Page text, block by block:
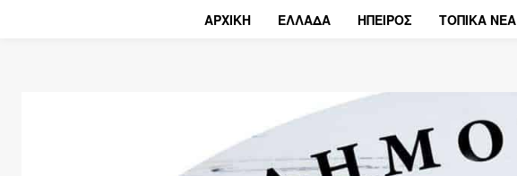
ΑΡΧΙΚΗ ΕΛΛΑΔΑ ΗΠΕΙΡΟΣ ΤΟΠΙΚΑ ΝΕΑ